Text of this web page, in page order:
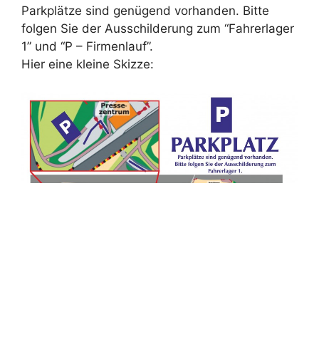
Parkplätze sind genügend vorhanden. Bitte
folgen Sie der Ausschilderung zum “Fahrerlager
1” und “P – Firmenlauf”.
Hier eine kleine Skizze: